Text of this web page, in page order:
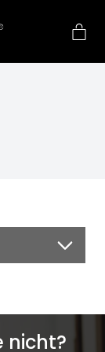
nicht?